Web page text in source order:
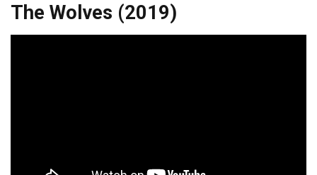
The Wolves (2019)